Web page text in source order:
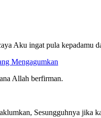
Aku ingat pula
Mengagumkan
Allah berfirman.
Sesungguhnya jika